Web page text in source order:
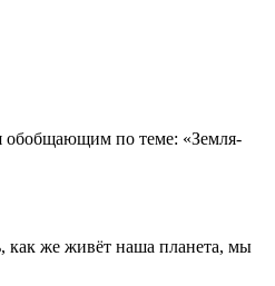
обобщающим по теме: «Земля-
как же живёт наша планета, мы